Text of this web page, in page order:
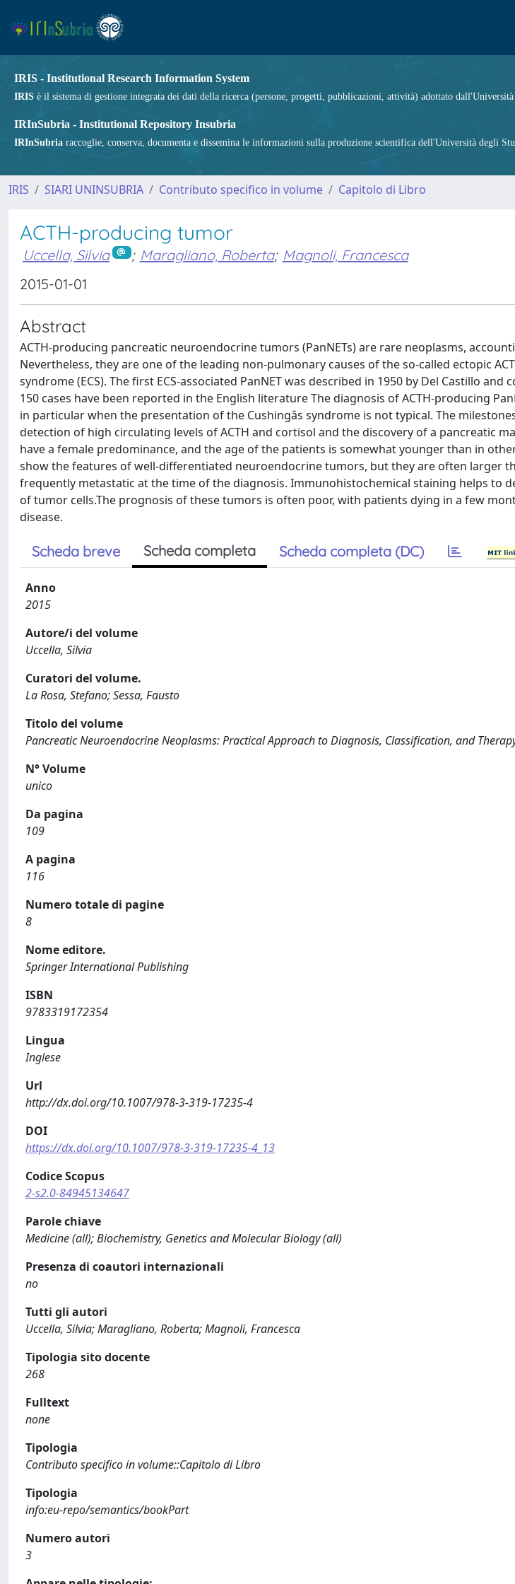
IRIS - Institutional Research Information System
IRIS è il sistema di gestione integrata dei dati della ricerca (persone, progetti, pubblicazioni, attività) adottato
IRInSubria - Institutional Repository Insubria
IRInSubria raccoglie, conserva, documenta e dissemina le informazioni sulla produzione scientifica dell'Università degli
IRIS SIARI UNINSUBRIA Contributo specifico in volume Capitolo di Libro
ACTH-producing tumor
Uccella, Silvia ; Maragliano, Roberta; Magnoli, Francesca
2015-01-01
Abstract
ACTH-producing pancreatic neuroendocrine tumors (PanNETs) are rare neoplasms,
Nevertheless, they are one of the leading non-pulmonary causes of the so-called ectopic
syndrome (ECS). The first ECS-associated PanNET was described in 1950 by Del Castillo and
150 cases have been reported in the English literature The diagnosis of ACTH-producing
in particular when the presentation of the Cushingâs syndrome is not typical. The
detection of high circulating levels of ACTH and cortisol and the discovery of a pancreatic
have a female predominance, and the age of the patients is somewhat younger than in
show the features of well-differentiated neuroendocrine tumors, but they are often larger
frequently metastatic at the time of the diagnosis. Immunohistochemical staining helps to
of tumor cells.The prognosis of these tumors is often poor, with patients dying in a few
disease.
Scheda breve Scheda completa Scheda completa (DC)
Anno
2015
Autore/i del volume
Uccella, Silvia
Curatori del volume.
La Rosa, Stefano; Sessa, Fausto
Titolo del volume
Pancreatic Neuroendocrine Neoplasms: Practical Approach to Diagnosis, Classification, and
N° Volume
unico
Da pagina
109
A pagina
116
Numero totale di pagine
8
Nome editore.
Springer International Publishing
ISBN
9783319172354
Lingua
Inglese
Url
http://dx.doi.org/10.1007/978-3-319-17235-4
DOI
https://dx.doi.org/10.1007/978-3-319-17235-4_13
Codice Scopus
2-s2.0-84945134647
Parole chiave
Medicine (all); Biochemistry, Genetics and Molecular Biology (all)
Presenza di coautori internazionali
no
Tutti gli autori
Uccella, Silvia; Maragliano, Roberta; Magnoli, Francesca
Tipologia sito docente
268
Fulltext
none
Tipologia
Contributo specifico in volume::Capitolo di Libro
Tipologia
info:eu-repo/semantics/bookPart
Numero autori
3